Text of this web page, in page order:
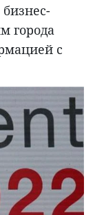
города
с